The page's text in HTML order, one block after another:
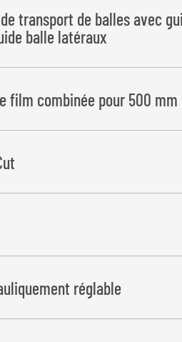
droite
transport de balles avec
balle latéraux
film combinée pour 500
réglable